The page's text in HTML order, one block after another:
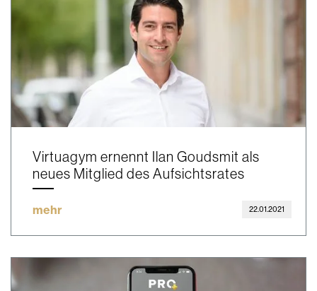
Virtuagym ernennt Ilan Goudsmit als
neues Mitglied des Aufsichtsrates
mehr 22.01.2021